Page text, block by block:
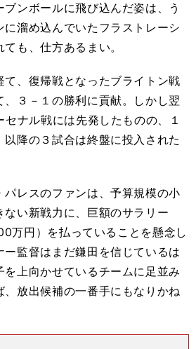
ンボールに飛び込んだ姿は、う
に溜め込んでいたフラストレーシ
も、仕方あるまい。
、復帰戦となったブライトン戦
、３－１の勝利に貢献。しかし翌
セナル戦には先発したものの、１
以降の３試合は終盤に投入された
レスのファンは、予算規模の小
ない新戦力に、巨額のサラリー
万円）を払っていることを懸念し
監督はまだ鎌田を信じているは
上向かせているチームに足並み
、放出候補の一番手にもなりかね